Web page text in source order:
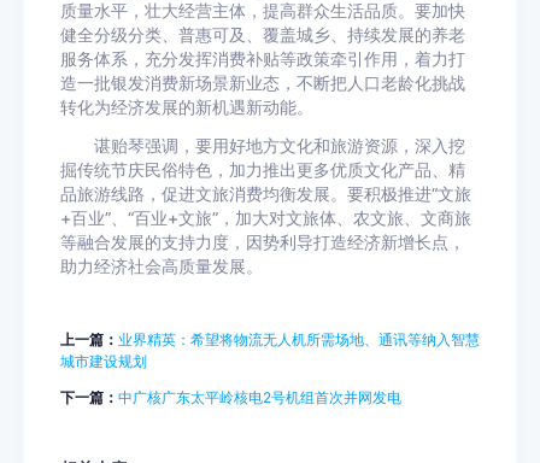
质量水平，壮大经营主体，提高群众生活品质。要加快
健全分级分类、普惠可及、覆盖城乡、持续发展的养老
服务体系，充分发挥消费补贴等政策牵引作用，着力打
造一批银发消费新场景新业态，不断把人口老龄化挑战
转化为经济发展的新机遇新动能。
谌贻琴强调，要用好地方文化和旅游资源，深入挖
掘传统节庆民俗特色，加力推出更多优质文化产品、精
品旅游线路，促进文旅消费均衡发展。要积极推进“文旅
+百业”、“百业+文旅”，加大对文旅体、农文旅、文商旅
等融合发展的支持力度，因势利导打造经济新增长点，
助力经济社会高质量发展。
上一篇： 业界精英：希望将物流无人机所需场地、通讯等纳入智慧
城市建设规划
下一篇： 中广核广东太平岭核电2号机组首次并网发电